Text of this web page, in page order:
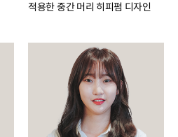
적용한 중간 머리 히피펌 디자인